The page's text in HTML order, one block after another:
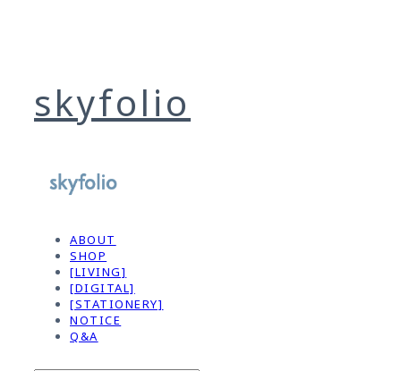
skyfolio
ABOUT
SHOP
[LIVING]
[DIGITAL]
[STATIONERY]
NOTICE
Q&A